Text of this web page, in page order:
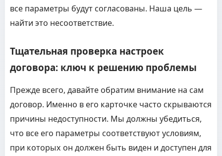
все параметры будут согласованы. Наша цель —
найти это несоответствие.
Тщательная проверка настроек
договора: ключ к решению проблемы
Прежде всего, давайте обратим внимание на сам
договор. Именно в его карточке часто скрываются
причины недоступности. Мы должны убедиться,
что все его параметры соответствуют условиям,
при которых он должен быть виден и доступен для